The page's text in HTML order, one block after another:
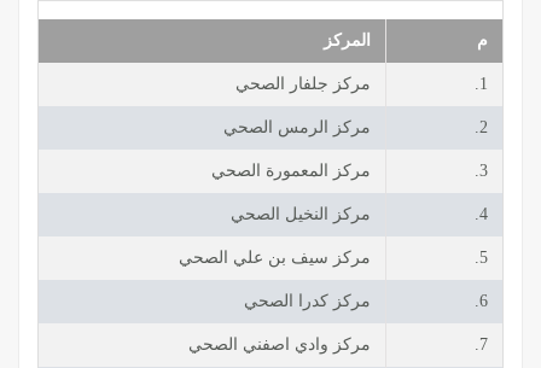
م المركز
1. مركز جلفار الصحي
2. مركز الرمس الصحي
3. مركز المعمورة الصحي
4. مركز النخيل الصحي
5. مركز سيف بن علي الصحي
6. مركز كدرا الصحي
7. مركز وادي اصفني الصحي